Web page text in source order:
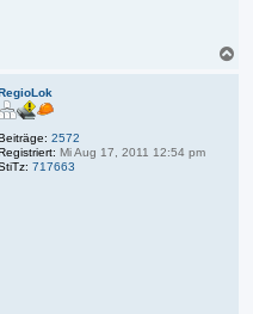
2572
Mi Aug 17, 2011 12:54 pm
717663